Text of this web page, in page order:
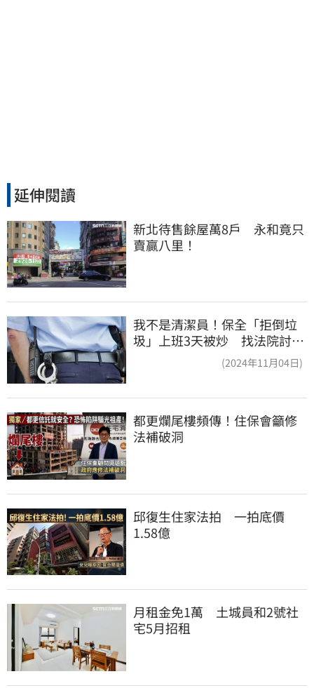
延伸閱讀
新北待售餘屋萬8戶　永和竟只
賣贏八里！
我不是清潔員！保全「拒倒垃
圾」上班3天被炒 找法院討公
(2024年11月04日)
都更爛尾樓頻傳！住保會籲修
法補破洞
邱復生住家法拍　一拍底價
1.58億
月租金免1萬　土城員和2號社
宅5月招租